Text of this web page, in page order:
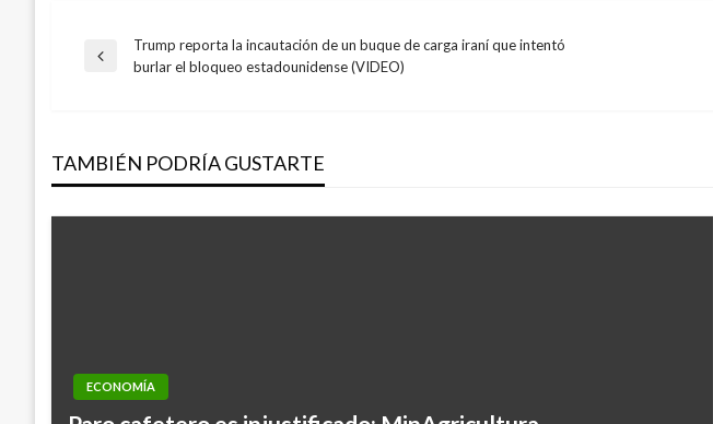
Navegación
entradas
Entrada
Trump reporta la incautación de un buque de carga iraní que intentó
burlar el bloqueo estadounidense (VIDEO)
TAMBIÉN PODRÍA GUSTARTE
ECONOMÍA
NACIONAL
Expertos internacionales en la innovación en el sector